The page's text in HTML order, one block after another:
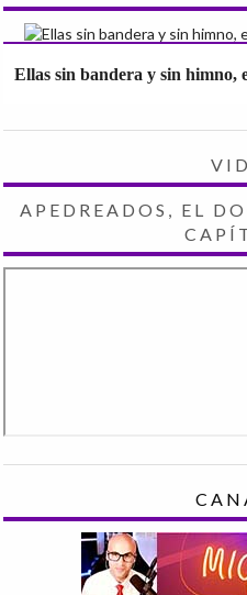
Ellas sin bandera y sin himno,
APEDREADOS, EL